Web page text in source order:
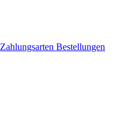
Zahlungsarten Bestellungen